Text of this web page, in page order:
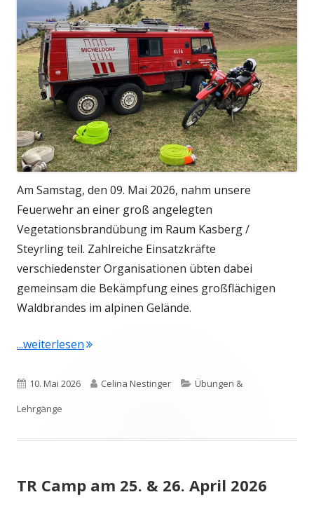
Am Samstag, den 09. Mai 2026, nahm unsere
Feuerwehr an einer groß angelegten
Vegetationsbrandübung im Raum Kasberg /
Steyrling teil. Zahlreiche Einsatzkräfte
verschiedenster Organisationen übten dabei
gemeinsam die Bekämpfung eines großflächigen
Waldbrandes im alpinen Gelände.
...weiterlesen"Große Waldbrandübung am 09. Mai 2026"
Veröffentlicht
am
10. Mai 2026 Autor
Celina Nestinger Kategorien
Übungen &
Lehrgänge
TR Camp am 25. & 26. April 2026